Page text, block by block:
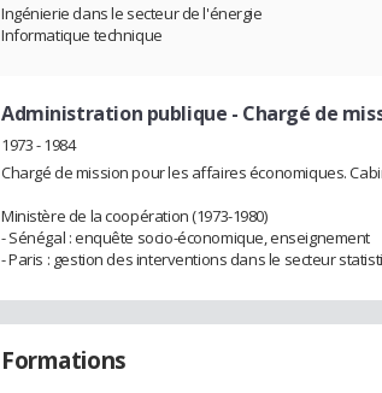
Ingénierie dans le secteur de l'énergie
Informatique technique
Administration publique - Chargé de
1973 - 1984
Chargé de mission pour les affaires économiques.
Ministère de la coopération (1973-1980)
- Sénégal : enquête socio-économique, enseignement
- Paris : gestion des interventions dans le secteur
Formations